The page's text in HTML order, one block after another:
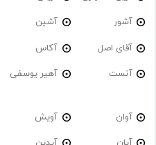
آشور آشین
آقای اصل آکاس
آنست آهیر یوسفی
آوان آویش